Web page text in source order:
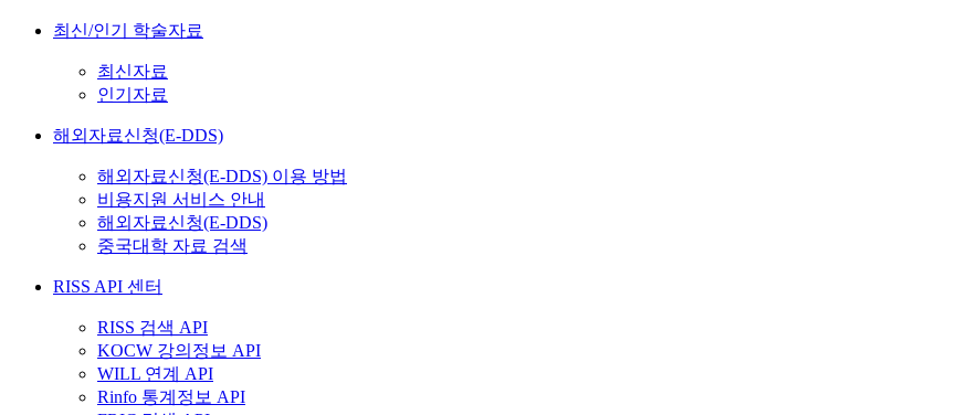
최신/인기 학술자료
최신자료
인기자료
해외자료신청(E-DDS)
해외자료신청(E-DDS) 이용 방법
비용지원 서비스 안내
해외자료신청(E-DDS)
중국대학 자료 검색
RISS API 센터
RISS 검색 API
KOCW 강의정보 API
WILL 연계 API
Rinfo 통계정보 API